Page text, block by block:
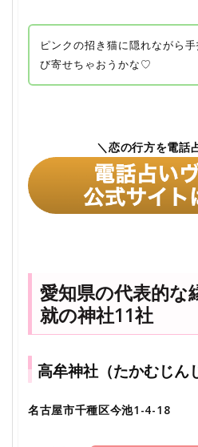
ピンクの招き猫に隠れながら
び寄せちゃおうかな♡
＼恋の行方を電話
愛知県の代表的な
就の神社11社
高牟神社（たかむじん
名古屋市千種区今池1-4-18